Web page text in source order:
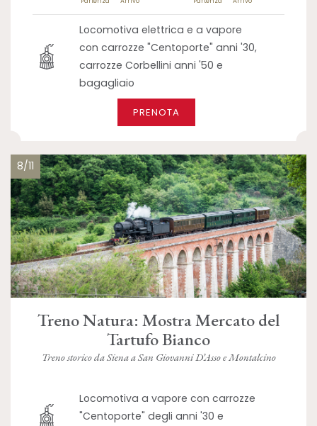
Locomotiva elettrica e a vapore
con carrozze "Centoporte" anni '30,
carrozze Corbellini anni '50 e
bagagliaio
PRENOTA
8/11
Treno Natura: Mostra Mercato del
Tartufo Bianco
Treno storico da Siena a San Giovanni D’Asso e Montalcino
Locomotiva a vapore con carrozze
"Centoporte" degli anni '30 e